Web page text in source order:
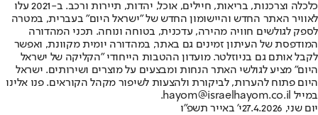
כלכלה וצרכנות, בריאות, חיילים, אוכל, יהדות, תיירות ורכב. ב-2021 עלו
לאוויר האתר החדש והיישומון החדש של "ישראל היום" בעברית, במטרה
לספק לגולשים חוויה מהירה, עדכנית, בטוחה ונוחה. תכני המהדורה
המודפסת של העיתון זמינים גם באתר, במהדורה יומית מקוונת, ואפשר
לקבל אותם גם בניוזלטר. מועדון ההטבות הייחודי "הקליקה של ישראל
היום" מציע לגולשי האתר הנחות ומבצעים על מוצרים ושירותים. ישראל
היום פתוח להערות, לביקורת ולהצעות לשיפור מקהל הקוראים. פנו אלינו
במייל hayom@israelhayom.co.il.
יום שני, 27.4.2026
י' באייר תשפ"ו